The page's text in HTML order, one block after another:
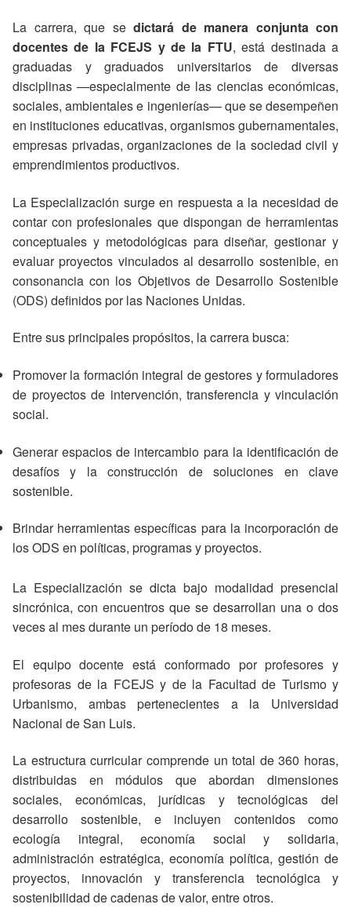
La carrera, que se dictará de manera conjunta con
docentes de la FCEJS y de la FTU, está destinada a
graduadas y graduados universitarios de diversas
disciplinas —especialmente de las ciencias económicas,
sociales, ambientales e ingenierías— que se desempeñen
en instituciones educativas, organismos gubernamentales,
empresas privadas, organizaciones de la sociedad civil y
emprendimientos productivos.
La Especialización surge en respuesta a la necesidad de
contar con profesionales que dispongan de herramientas
conceptuales y metodológicas para diseñar, gestionar y
evaluar proyectos vinculados al desarrollo sostenible, en
consonancia con los Objetivos de Desarrollo Sostenible
(ODS) definidos por las Naciones Unidas.
Entre sus principales propósitos, la carrera busca:
Promover la formación integral de gestores y formuladores
de proyectos de intervención, transferencia y vinculación
social.
Generar espacios de intercambio para la identificación de
desafíos y la construcción de soluciones en clave
sostenible.
Brindar herramientas específicas para la incorporación de
los ODS en políticas, programas y proyectos.
La Especialización se dicta bajo modalidad presencial
sincrónica, con encuentros que se desarrollan una o dos
veces al mes durante un período de 18 meses.
El equipo docente está conformado por profesores y
profesoras de la FCEJS y de la Facultad de Turismo y
Urbanismo, ambas pertenecientes a la Universidad
Nacional de San Luis.
La estructura curricular comprende un total de 360 horas,
distribuidas en módulos que abordan dimensiones
sociales, económicas, jurídicas y tecnológicas del
desarrollo sostenible, e incluyen contenidos como
ecología integral, economía social y solidaria,
administración estratégica, economía política, gestión de
proyectos, innovación y transferencia tecnológica y
sostenibilidad de cadenas de valor, entre otros.